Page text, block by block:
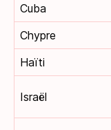
Cuba
Chypre
Haïti
Israël